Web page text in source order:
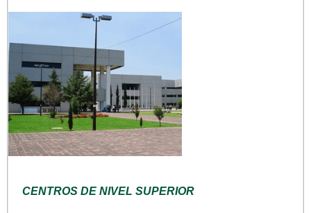
CENTROS DE NIVEL SUPERIOR